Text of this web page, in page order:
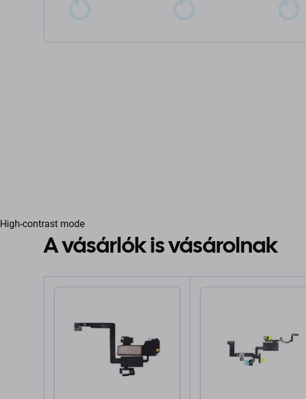
High-contrast mode
A vásárlók is vásárolnak